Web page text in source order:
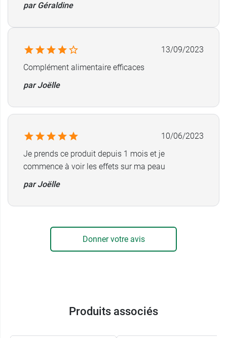
par Géraldine
13/09/2023
Complément alimentaire efficaces
par Joëlle
10/06/2023
Je prends ce produit depuis 1 mois et je
commence à voir les effets sur ma peau
par Joëlle
Donner votre avis
Produits associés